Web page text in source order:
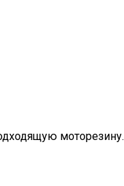
моторезину.